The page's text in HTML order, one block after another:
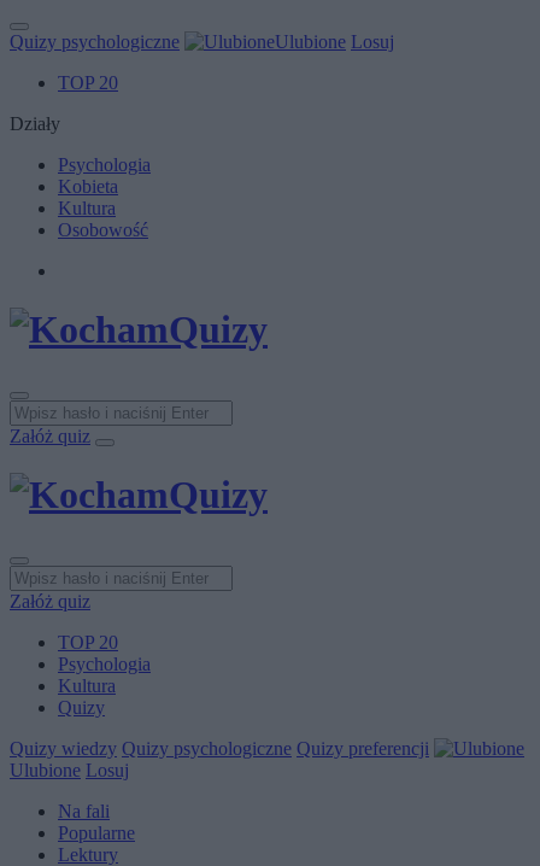
Quizy psychologiczne Ulubione Losuj
TOP 20
Działy
Psychologia
Kobieta
Kultura
Osobowość
Załóż quiz
Załóż quiz
TOP 20
Psychologia
Kultura
Quizy
Quizy wiedzy Quizy psychologiczne Quizy preferencji
Ulubione Losuj
Na fali
Popularne
Lektury